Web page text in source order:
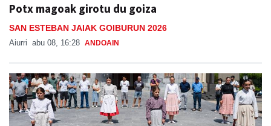
Potx magoak girotu du goiza
SAN ESTEBAN JAIAK GOIBURUN 2026
Aiurri abu 08, 16:28 ANDOAIN